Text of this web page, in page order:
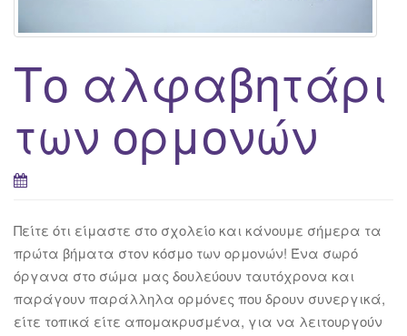
Το αλφαβητάρι
των ορμονών
Πείτε ότι είμαστε στο σχολείο και κάνουμε σήμερα τα
πρώτα βήματα στον κόσμο των ορμονών! Ένα σωρό
όργανα στο σώμα μας δουλεύουν ταυτόχρονα και
παράγουν παράλληλα ορμόνες που δρουν συνεργικά,
είτε τοπικά είτε απομακρυσμένα, για να λειτουργούν